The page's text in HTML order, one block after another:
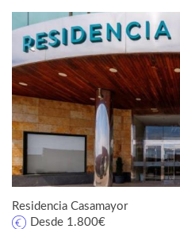
Residencia Casamayor
Desde 1.800€